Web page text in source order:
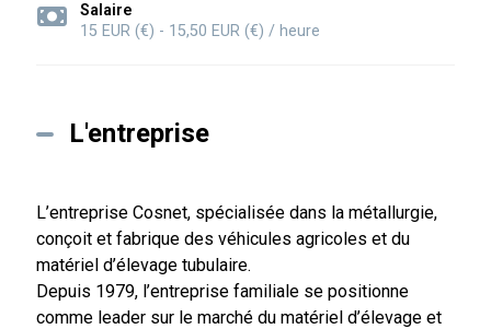
Salaire
15 EUR (€) - 15,50 EUR (€) / heure
L'entreprise
L’entreprise Cosnet, spécialisée dans la métallurgie,
conçoit et fabrique des véhicules agricoles et du
matériel d’élevage tubulaire.
Depuis 1979, l’entreprise familiale se positionne
comme leader sur le marché du matériel d’élevage et